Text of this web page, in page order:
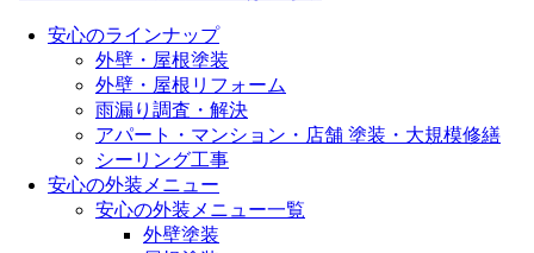
安心のラインナップ
外壁・屋根塗装
外壁・屋根リフォーム
雨漏り調査・解決
アパート・マンション・店舗 塗装・大規模修繕
シーリング工事
安心の外装メニュー
安心の外装メニュー一覧
外壁塗装